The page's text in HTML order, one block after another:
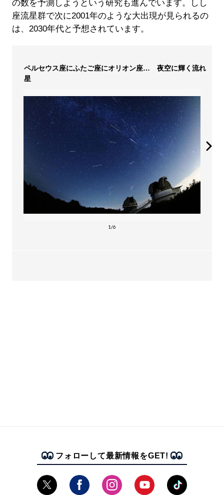
の数を予測しようという研究も進んでいます。しし
座流星群で次に2001年のような大出現が見られるの
は、2030年代と予想されています。
ペルセウス座にふたご座にオリオン座… 夜空に輝く流れ
星
1/6
フォローして最新情報をGET!